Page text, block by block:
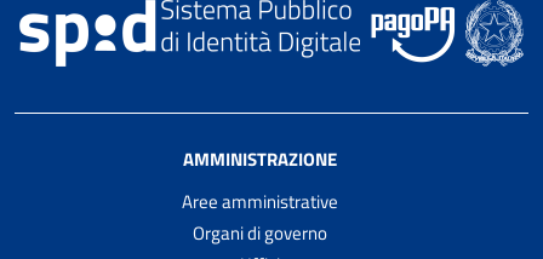
AMMINISTRAZIONE
Aree amministrative
Organi di governo